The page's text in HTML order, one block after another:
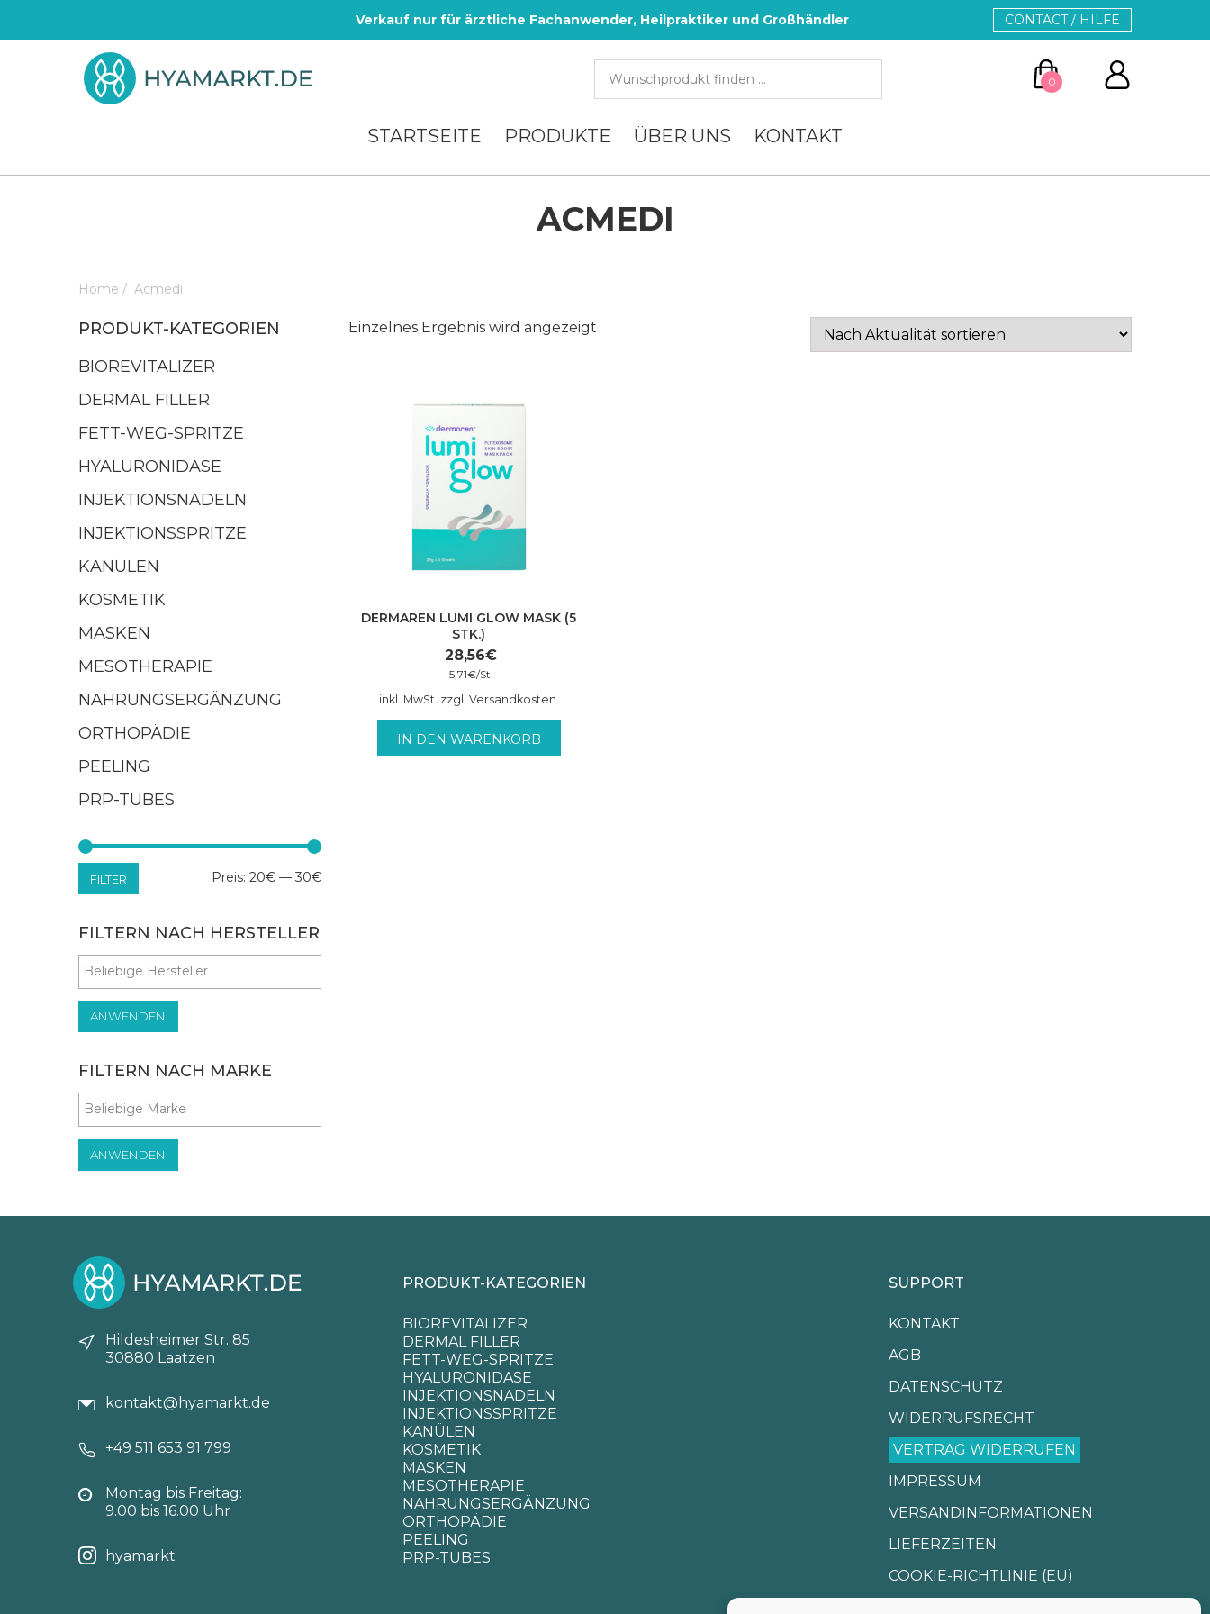
Verkauf nur für ärztliche Fachanwender, Heilpraktiker und Großhändler CONTACT / HILFE
0
WEITER EINKAUFEN
STARTSEITE PRODUKTE ÜBER UNS KONTAKT
ACMEDI
Home / Acmedi
PRODUKT-KATEGORIEN
BIOREVITALIZER
DERMAL FILLER
FETT-WEG-SPRITZE
HYALURONIDASE
INJEKTIONSNADELN
INJEKTIONSSPRITZE
KANÜLEN
KOSMETIK
MASKEN
MESOTHERAPIE
NAHRUNGSERGÄNZUNG
ORTHOPÄDIE
PEELING
PRP-TUBES
Min.
Max.
FILTER Preis: 20€ — 30€
FILTERN NACH HERSTELLER
ANWENDEN
FILTERN NACH MARKE
ANWENDEN
Einzelnes Ergebnis wird angezeigt
DERMAREN LUMI GLOW MASK (5
STK.)
28,56€
5,71€/St.
inkl. MwSt. zzgl. Versandkosten.
IN DEN WARENKORB
Hildesheimer Str. 85
30880 Laatzen
kontakt@hyamarkt.de
+49 511 653 91 799
Montag bis Freitag:
9.00 bis 16.00 Uhr
hyamarkt
PRODUKT-KATEGORIEN
BIOREVITALIZER
DERMAL FILLER
FETT-WEG-SPRITZE
HYALURONIDASE
INJEKTIONSNADELN
INJEKTIONSSPRITZE
KANÜLEN
KOSMETIK
MASKEN
MESOTHERAPIE
NAHRUNGSERGÄNZUNG
ORTHOPÄDIE
PEELING
PRP-TUBES
SUPPORT
KONTAKT
AGB
DATENSCHUTZ
WIDERRUFSRECHT
VERTRAG WIDERRUFEN
IMPRESSUM
VERSANDINFORMATIONEN
LIEFERZEITEN
COOKIE-RICHTLINIE (EU)